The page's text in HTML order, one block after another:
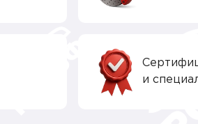
и